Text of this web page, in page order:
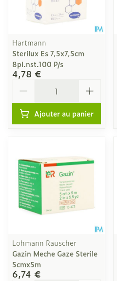
Hartmann
Sterilux Es 7,5x7,5cm
8pl.nst.100 P/s
4,78 €
Ajouter au panier
Lohmann Rauscher
Gazin Meche Gaze Sterile
5cmx5m
6,74 €